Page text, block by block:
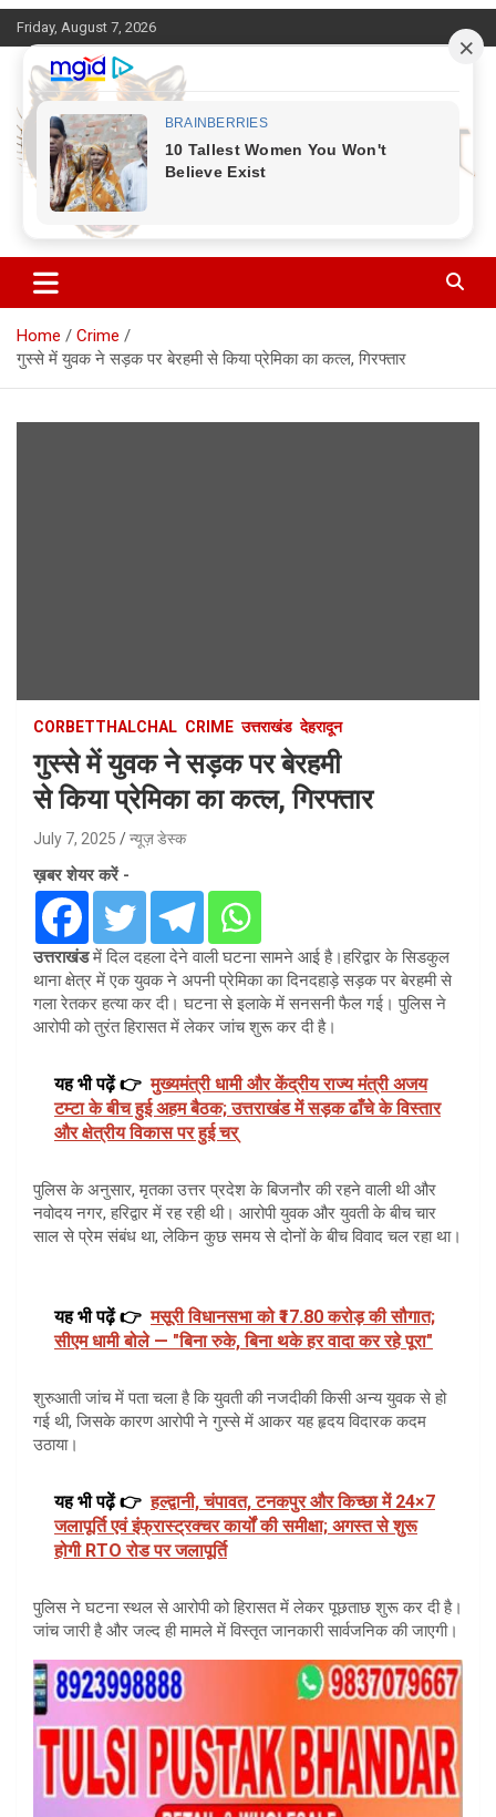
Skip
to
content
Friday, August 7, 2026
Corbett Halchal (कॉर्बेट हलचल)
Home
Crime
गुस्से में युवक ने सड़क पर बेरहमी से किया प्रेमिका का कत्ल, गिरफ्तार
CORBETTHALCHAL CRIME उत्तराखंड देहरादून
गुस्से में युवक ने सड़क पर बेरहमी
से किया प्रेमिका का कत्ल, गिरफ्तार
July 7, 2025 न्यूज़ डेस्क
ख़बर शेयर करें -
उत्तराखंडमें दिल दहला देने वाली घटना सामने आई है।हरिद्वार के सिडकुल
थाना क्षेत्र में एक युवक ने अपनी प्रेमिका का दिनदहाड़े सड़क पर बेरहमी से
गला रेतकर हत्या कर दी। घटना से इलाके में सनसनी फैल गई। पुलिस ने
आरोपी को तुरंत हिरासत में लेकर जांच शुरू कर दी है।
यह भी पढ़ें 👉 मुख्यमंत्री धामी और केंद्रीय राज्य मंत्री अजय
टम्टा के बीच हुई अहम बैठक; उत्तराखंड में सड़क ढाँचे के विस्तार
और क्षेत्रीय विकास पर हुई चर्
पुलिस के अनुसार, मृतका उत्तर प्रदेश के बिजनौर की रहने वाली थी और
नवोदय नगर, हरिद्वार में रह रही थी। आरोपी युवक और युवती के बीच चार
साल से प्रेम संबंध था, लेकिन कुछ समय से दोनों के बीच विवाद चल रहा था।
यह भी पढ़ें 👉 मसूरी विधानसभा को ₹17.80 करोड़ की सौगात;
सीएम धामी बोले — "बिना रुके, बिना थके हर वादा कर रहे पूरा"
शुरुआती जांच में पता चला है कि युवती की नजदीकी किसी अन्य युवक से हो
गई थी, जिसके कारण आरोपी ने गुस्से में आकर यह हृदय विदारक कदम
उठाया।
यह भी पढ़ें 👉 हल्द्वानी, चंपावत, टनकपुर और किच्छा में 24×7
जलापूर्ति एवं इंफ्रास्ट्रक्चर कार्यों की समीक्षा; अगस्त से शुरू
होगी RTO रोड पर जलापूर्ति
पुलिस ने घटना स्थल से आरोपी को हिरासत में लेकर पूछताछ शुरू कर दी है।
जांच जारी है और जल्द ही मामले में विस्तृत जानकारी सार्वजनिक की जाएगी।